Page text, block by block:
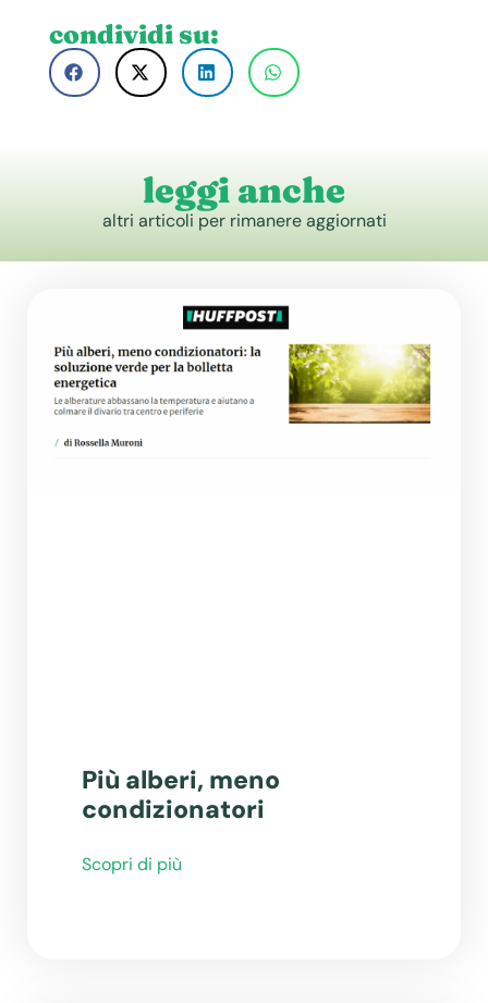
condividi su:
leggi anche
altri articoli per rimanere aggiornati
Più alberi, meno
condizionatori
Scopri di più